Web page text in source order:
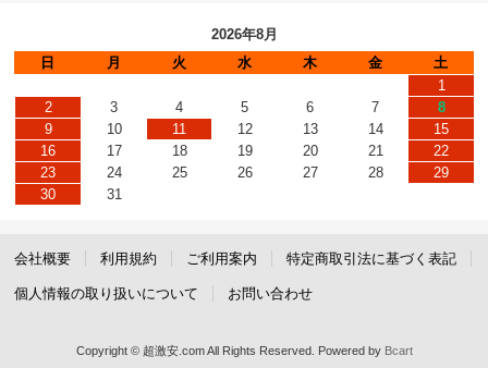
2026年8月
日
月 火 水 木 金
土
1
2
3 4 5 6 7
8
9
10 11 12 13 14
15
16
17 18 19 20 21
22
23
24 25 26 27 28
29
30
31
会社概要 利用規約 ご利用案内 特定商取引法に基づく表記
個人情報の取り扱いについて お問い合わせ
Copyright © 超激安.com All Rights Reserved. Powered by Bcart